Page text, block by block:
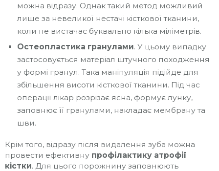
можна відразу. Однак такий метод можливий
лише за невеликої нестачі кісткової тканини,
коли не вистачає буквально кілька міліметрів.
Остеопластика гранулами. У цьому випадку
застосовується матеріал штучного походження
у формі гранул. Така маніпуляція підійде для
збільшення висоти кісткової тканини. Під час
операції лікар розрізає ясна, формує лунку,
заповнює її гранулами, накладає мембрану та
шви.
Крім того, відразу після видалення зуба можна
провести ефективну профілактику атрофії
кістки. Для цього порожнину заповнюють